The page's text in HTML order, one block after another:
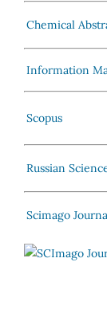
Chemical
Information
Scopus
Russian
Scimago